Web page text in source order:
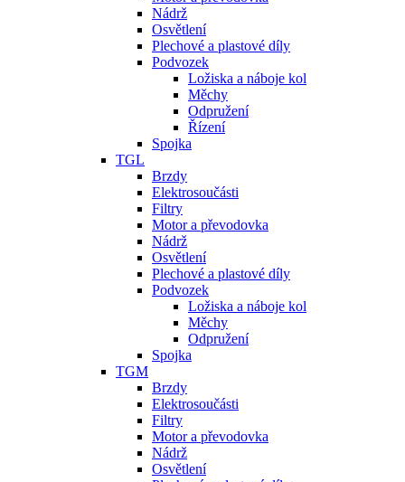
Nádrž
Osvětlení
Plechové a plastové díly
Podvozek
Ložiska a náboje kol
Měchy
Odpružení
Řízení
Spojka
TGL
Brzdy
Elektrosoučásti
Filtry
Motor a převodovka
Nádrž
Osvětlení
Plechové a plastové díly
Podvozek
Ložiska a náboje kol
Měchy
Odpružení
Spojka
TGM
Brzdy
Elektrosoučásti
Filtry
Motor a převodovka
Nádrž
Osvětlení